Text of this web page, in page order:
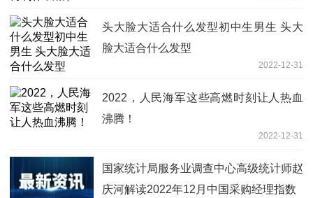
头大脸大适合什么发型初中生男生 头大
脸大适合什么发型
2022-12-31
2022，人民海军这些高燃时刻让人热血
沸腾！
2022-12-31
国家统计局服务业调查中心高级统计师赵
庆河解读2022年12月中国采购经理指数